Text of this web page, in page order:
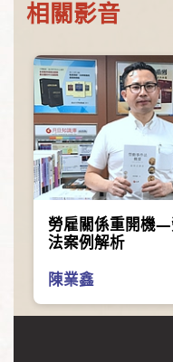
相關影音
勞雇關係重開機
法案例解析
陳業鑫